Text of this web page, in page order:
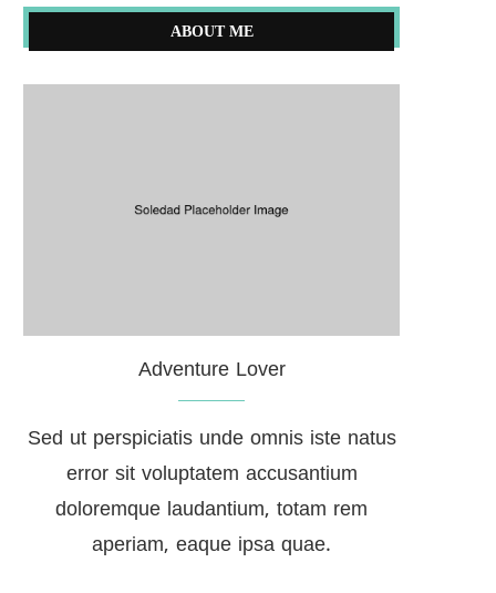
ABOUT ME
Adventure Lover
Sed ut perspiciatis unde omnis iste natus
error sit voluptatem accusantium
doloremque laudantium, totam rem
aperiam, eaque ipsa quae.